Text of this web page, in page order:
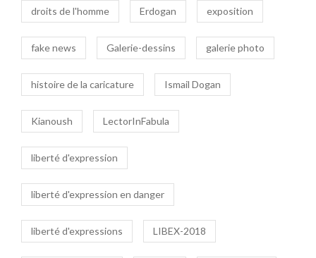
droits de l'homme Erdogan exposition
fake news Galerie-dessins galerie photo
histoire de la caricature Ismail Dogan
Kianoush LectorInFabula
liberté d'expression
liberté d'expression en danger
liberté d'expressions LIBEX-2018